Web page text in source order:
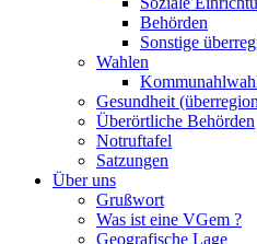
Behörden
Sonstige
Wahlen
Gesundheit
Überörtliche Behörden
Notruftafel
Satzungen
Über uns
Grußwort
Was ist eine VGem ?
Geografische Lage